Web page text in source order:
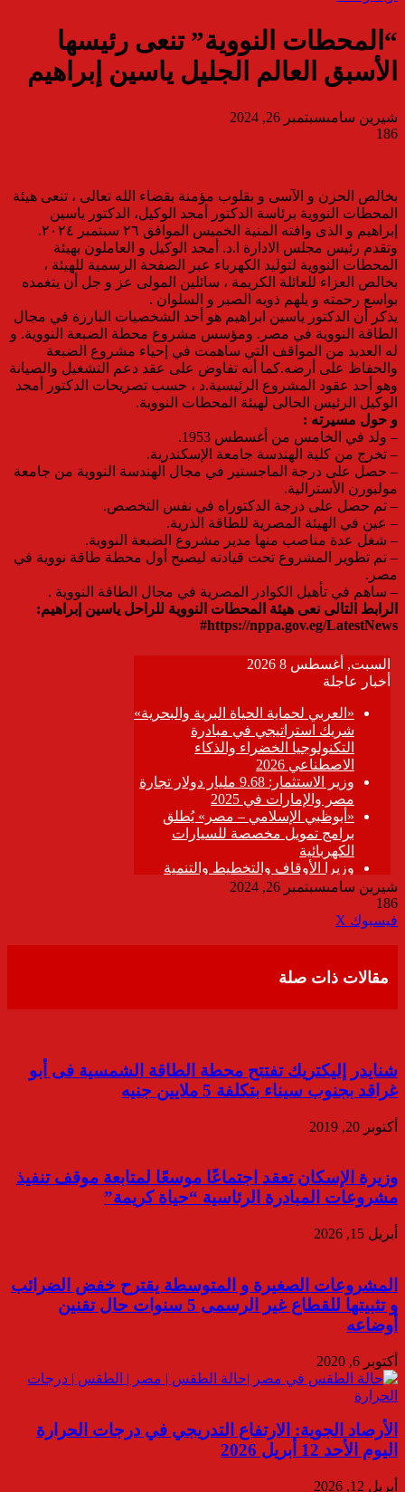
“المحطات النووية” تنعى رئيسها
الأسبق العالم الجليل ياسين إبراهيم
شيرين سامىسبتمبر 26, 2024
186
بخالص الحزن و الآسى و بقلوب مؤمنة بقضاء الله تعالى ، تنعى هيئة
المحطات النووية برئاسة الدكتور أمجد الوكيل، الدكتور ياسين
إبراهيم و الذى وافته المنية الخميس الموافق ٢٦ سبتمبر ٢٠٢٤.
وتقدم رئيس مجلس الادارة ا.د. أمجد الوكيل و العاملون بهيئة
المحطات النووية لتوليد الكهرباء عبر الصفحة الرسمية للهيئة ،
بخالص العزاء للعائلة الكريمة ، سائلين المولى عز و جل أن يتغمده
بواسع رحمته و يلهم ذويه الصبر و السلوان .
يذكر أن الدكتور ياسين ابراهيم هو أحد الشخصيات البارزة في مجال
الطاقة النووية في مصر. ومؤسس مشروع محطة الضبعة النووية. و
له العديد من المواقف التي ساهمت في إحياء مشروع الضبعة
والحفاظ على أرضه.كما أنه تفاوض على عقد دعم التشغيل والصيانة
وهو أحد عقود المشروع الرئيسية.د ، حسب تصريحات الدكتور أمجد
الوكيل الرئيس الحالى لهيئة المحطات النووية.
و حول مسيرته :
– ولد في الخامس من أغسطس 1953.
– تخرج من كلية الهندسة جامعة الإسكندرية.
– حصل على درجة الماجستير في مجال الهندسة النووية من جامعة
مولبورن الأسترالية.
– ثم حصل على درجة الدكتوراه في نفس التخصص.
– عين في الهيئة المصرية للطاقة الذرية.
– شغل عدة مناصب منها مدير مشروع الضبعة النووية.
– تم تطوير المشروع تحت قيادته ليصبح أول محطة طاقة نووية في
مصر.
– ساهم في تأهيل الكوادر المصرية في مجال الطاقة النووية .
الرابط التالى نعى هيئة المحطات النووية للراحل ياسين إبراهيم:
https://nppa.gov.eg/LatestNews#
شيرين سامىسبتمبر 26, 2024
186
فيسبوك ‫X
مقالات ذات صلة
شنايدر إليكتريك تفتتح محطة الطاقة الشمسية فى أبو
غراقد بجنوب سيناء بتكلفة 5 ملايين جنيه
أكتوبر 20, 2019
وزيرة الإسكان تعقد اجتماعًا موسعًا لمتابعة موقف تنفيذ
مشروعات المبادرة الرئاسية “حياة كريمة”
أبريل 15, 2026
المشروعات الصغيرة و المتوسطة يقترح خفض الضرائب
و تثبيتها للقطاع غير الرسمى 5 سنوات حال تقنين
أوضاعه
أكتوبر 6, 2020
الأرصاد الجوية: الارتفاع التدريجي في درجات الحرارة
اليوم الأحد 12 أبريل 2026
أبريل 12, 2026